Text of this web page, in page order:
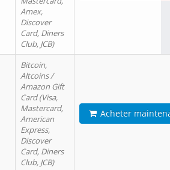
Amex,
Discover
Card, Diners
Club, JCB)
Bitcoin,
Altcoins /
Amazon Gift
Card (Visa,
Mastercard,
American
Express,
Discover
Card, Diners
Club, JCB)
Acheter